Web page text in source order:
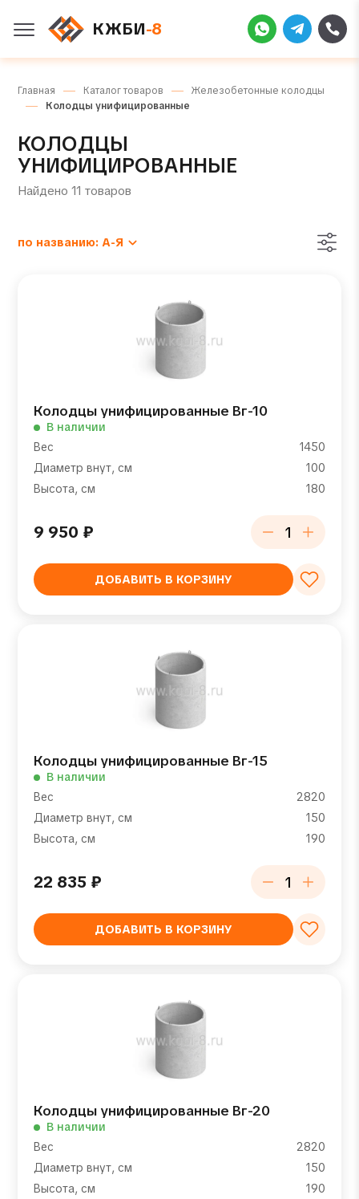
КЖБИ-8
Главная Каталог товаров
Железобетонные колодцы
Колодцы унифицированные
КОЛОДЦЫ
УНИФИЦИРОВАННЫЕ
Найдено 11 товаров
по названию: А-Я
Колодцы унифицированные Вг-10
В наличии
Вес
1450
Диаметр внут, см
100
Высота, см
180
9 950 ₽
ДОБАВИТЬ В КОРЗИНУ
Колодцы унифицированные Вг-15
В наличии
Вес
2820
Диаметр внут, см
150
Высота, см
190
22 835 ₽
ДОБАВИТЬ В КОРЗИНУ
Колодцы унифицированные Вг-20
В наличии
Вес
2820
Диаметр внут, см
150
Высота, см
190